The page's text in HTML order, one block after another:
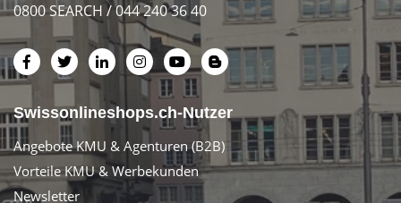
0800 SEARCH / 044 240 36 40
Swissonlineshops.ch-Nutzer
Angebote KMU & Agenturen (B2B)
Vorteile KMU & Werbekunden
Newsletter